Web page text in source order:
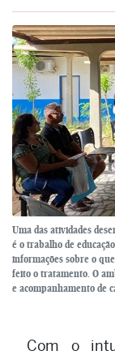
Uma das atividades
é o trabalho de
informações sobre o
feito o tratamento. O
e acompanhamento de
Com o